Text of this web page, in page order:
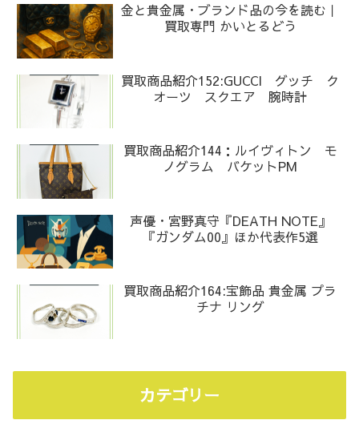
金と貴金属・ブランド品の今を読む｜
買取専門 かいとるどう
買取商品紹介152:GUCCI グッチ ク
オーツ スクエア 腕時計
買取商品紹介144：ルイヴィトン モ
ノグラム バケットPM
声優・宮野真守『DEATH NOTE』
『ガンダム00』ほか代表作5選
買取商品紹介164:宝飾品 貴金属 プラ
チナ リング
カテゴリー